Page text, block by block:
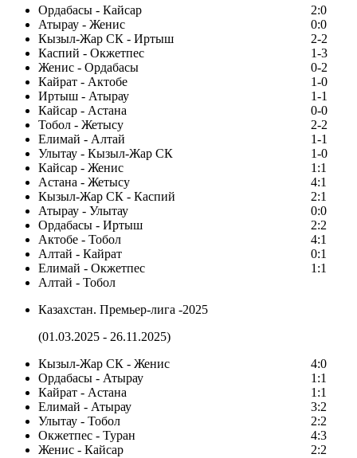
Ордабасы - Кайсар
2:0
Атырау - Женис
0:0
Кызыл-Жар СК - Иртыш
2-2
Каспий - Окжетпес
1-3
Женис - Ордабасы
0-2
Кайрат - Актобе
1-0
Иртыш - Атырау
1-1
Кайсар - Астана
0-0
Тобол - Жетысу
2-2
Елимай - Алтай
1-1
Улытау - Кызыл-Жар СК
1-0
Кайсар - Женис
1:1
Астана - Жетысу
4:1
Кызыл-Жар СК - Каспий
2:1
Атырау - Улытау
0:0
Ордабасы - Иртыш
2:2
Актобе - Тобол
4:1
Алтай - Кайрат
0:1
Елимай - Окжетпес
1:1
Алтай - Тобол
Казахстан. Премьер-лига -2025
(01.03.2025 - 26.11.2025)
Кызыл-Жар СК - Женис
4:0
Ордабасы - Атырау
1:1
Кайрат - Астана
1:1
Елимай - Атырау
3:2
Улытау - Тобол
2:2
Окжетпес - Туран
4:3
Женис - Кайсар
2:2